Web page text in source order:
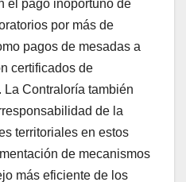
el pago inoportuno de
por más de
pagos de mesadas a
certificados de
Contraloría también
de la
territoriales en estos
de mecanismos
más eficiente de los